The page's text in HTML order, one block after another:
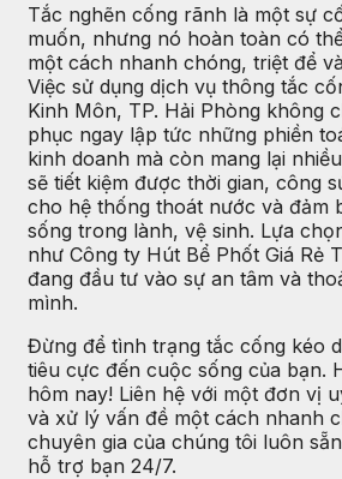
Tắc nghẽn cống rãnh là một sự
muốn, nhưng nó hoàn toàn có
một cách nhanh chóng, triệt để
Việc sử dụng dịch vụ thông tắc
Kinh Môn, TP. Hải Phòng không
phục ngay lập tức những phiền
kinh doanh mà còn mang lại
sẽ tiết kiệm được thời gian, công
cho hệ thống thoát nước và đảm
sống trong lành, vệ sinh. Lựa
như Công ty Hút Bể Phốt Giá Rẻ
đang đầu tư vào sự an tâm và
mình.
Đừng để tình trạng tắc cống kéo
tiêu cực đến cuộc sống của bạn.
hôm nay! Liên hệ với một đơn vị
và xử lý vấn đề một cách nhanh
chuyên gia của chúng tôi luôn
hỗ trợ bạn 24/7.